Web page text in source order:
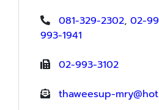
081-329-2302, 02-
993-1941
02-993-3102
thaweesup-